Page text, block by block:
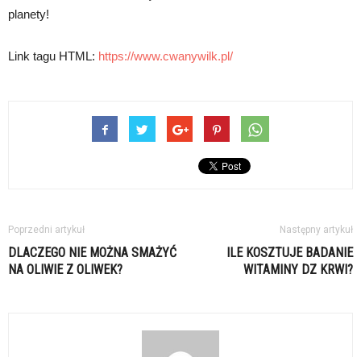
planety!
Link tagu HTML: https://www.cwanywilk.pl/
Poprzedni artykuł
DLACZEGO NIE MOŻNA SMAŻYĆ
NA OLIWIE Z OLIWEK?
Następny artykuł
ILE KOSZTUJE BADANIE
WITAMINY DZ KRWI?